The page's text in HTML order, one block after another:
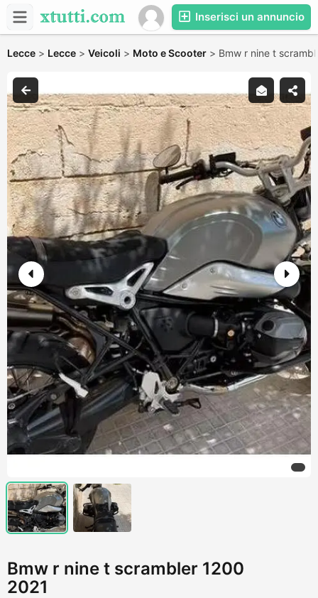
Inserisci un annuncio
Lecce > Lecce > Veicoli > Moto e Scooter > Bmw r nine t
Bmw r nine t scrambler 1200
2021